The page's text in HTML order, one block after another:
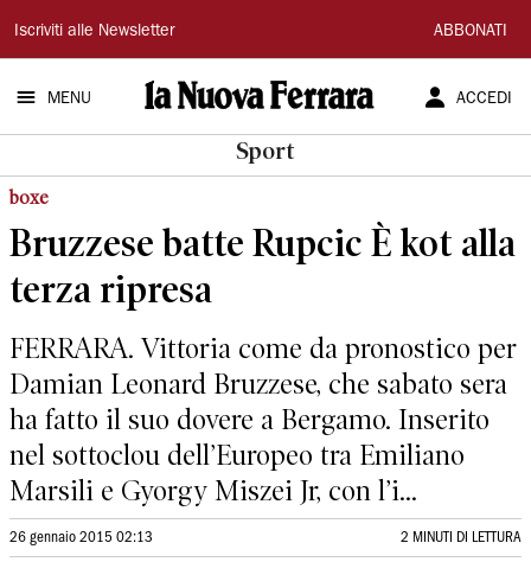
La
Nuova
Ferrara
Iscriviti alle Newsletter ABBONATI
MENU ACCEDI
Sport
boxe
Bruzzese batte Rupcic È kot alla
terza ripresa
FERRARA. Vittoria come da pronostico per
Damian Leonard Bruzzese, che sabato sera
ha fatto il suo dovere a Bergamo. Inserito
nel sottoclou dell’Europeo tra Emiliano
Marsili e Gyorgy Miszei Jr, con l’i...
26 gennaio 2015 02:13 2 MINUTI DI LETTURA